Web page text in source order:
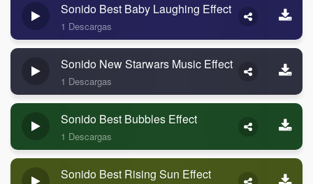
Sonido Best Baby Laughing Effect
1 Descargas
Sonido New Starwars Music Effect
1 Descargas
Sonido Best Bubbles Effect
1 Descargas
Sonido Best Rising Sun Effect